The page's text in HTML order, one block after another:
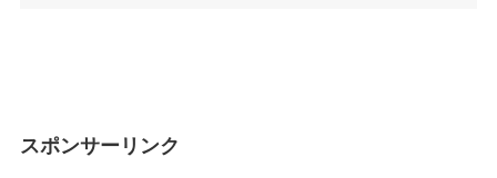
スポンサーリンク